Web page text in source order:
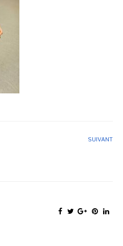
SUIVANT